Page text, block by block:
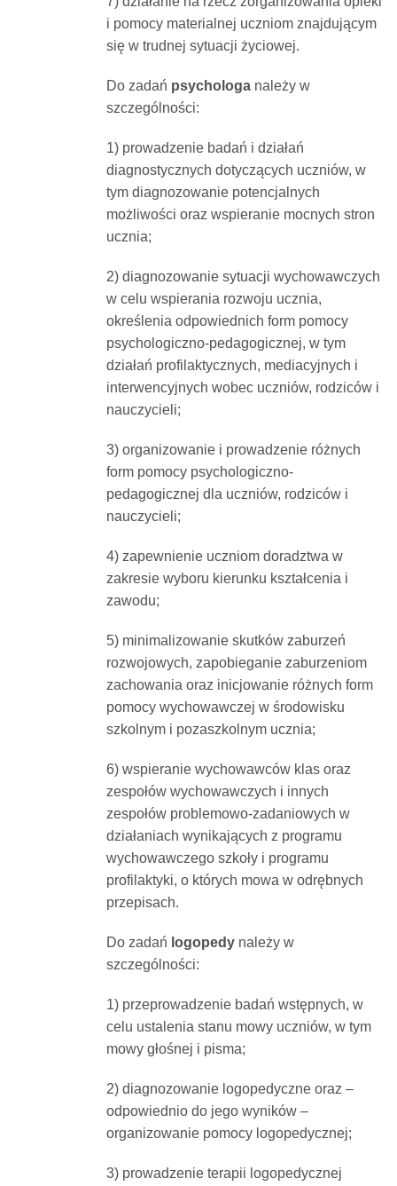
i pomocy materialnej uczniom znajdującym
się w trudnej sytuacji życiowej.
Do zadań psychologanależy w
szczególności:
1) prowadzenie badań i działań
diagnostycznych dotyczących uczniów, w
tym diagnozowanie potencjalnych
możliwości oraz wspieranie mocnych stron
ucznia;
2) diagnozowanie sytuacji wychowawczych
w celu wspierania rozwoju ucznia,
określenia odpowiednich form pomocy
psychologiczno-pedagogicznej, w tym
działań profilaktycznych, mediacyjnych i
interwencyjnych wobec uczniów, rodziców i
nauczycieli;
3) organizowanie i prowadzenie różnych
form pomocy psychologiczno-
pedagogicznej dla uczniów, rodziców i
nauczycieli;
4) zapewnienie uczniom doradztwa w
zakresie wyboru kierunku kształcenia i
zawodu;
5) minimalizowanie skutków zaburzeń
rozwojowych, zapobieganie zaburzeniom
zachowania oraz inicjowanie różnych form
pomocy wychowawczej w środowisku
szkolnym i pozaszkolnym ucznia;
6) wspieranie wychowawców klas oraz
zespołów wychowawczych i innych
zespołów problemowo-zadaniowych w
działaniach wynikających z programu
wychowawczego szkoły i programu
profilaktyki, o których mowa w odrębnych
przepisach.
Do zadań logopedynależy w
szczególności:
1) przeprowadzenie badań wstępnych, w
celu ustalenia stanu mowy uczniów, w tym
mowy głośnej i pisma;
2) diagnozowanie logopedyczne oraz –
odpowiednio do jego wyników –
organizowanie pomocy logopedycznej;
3) prowadzenie terapii logopedycznej